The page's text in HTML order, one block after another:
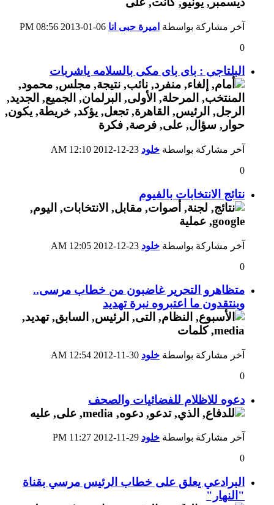
آخر مشاركة بواسطة اميرة حبى انا
08:56 PM
0
البلتاجى : باى باى مكى بالسلامه ياشربات
آخر مشاركة بواسطة خلود
12:10 AM
0
نتائج الانتخابات بالفيوم
آخر مشاركة بواسطة خلود
12:05 AM
0
متظاهرو التحرير غاضبون من خطاب مرسى..
وينتقدون ما اعتبروه نبرة تهديد
آخر مشاركة بواسطة خلود
12:54 AM
0
دعوه للاظلام للفضائيات والصحف
آخر مشاركة بواسطة خلود
11:27 PM
0
البرادعي يعلق على خطاب الرئيس مرسي بقناة
"النهار"